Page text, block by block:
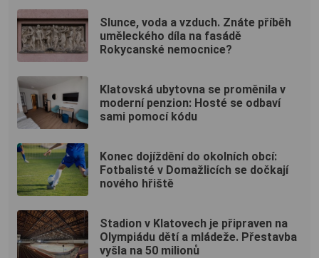
Slunce, voda a vzduch. Znáte příběh
uměleckého díla na fasádě
Rokycanské nemocnice?
Klatovská ubytovna se proměnila v
moderní penzion: Hosté se odbaví
sami pomocí kódu
Konec dojíždění do okolních obcí:
Fotbalisté v Domažlicích se dočkají
nového hřiště
Stadion v Klatovech je připraven na
Olympiádu dětí a mládeže. Přestavba
vyšla na 50 milionů